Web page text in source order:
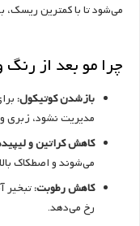
می‌شود تا با کمترین ریسک،
چرا مو بعد از
بازشدن کوتیکول:
مدیریت نشود، زبری
کاهش کراتین و
می‌شوند و اصطکاک
کاهش رطوبت:تبخیر
رخ می‌دهد.